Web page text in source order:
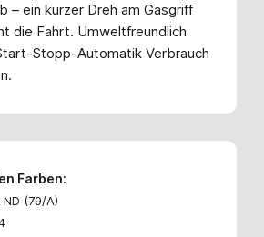
– ein kurzer Dreh am Gasgriff
die Fahrt. Umweltfreundlich
Stopp-Automatik Verbrauch
Farben:
(79/A)